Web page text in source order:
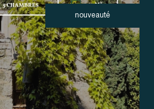
nouveauté
LE BIEN